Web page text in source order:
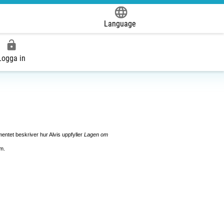
Language
in
beskriver hur Alvis uppfyllerL agen om